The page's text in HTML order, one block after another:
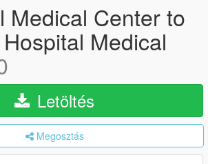
Medical Center to
Medical
Letöltés
Megosztás